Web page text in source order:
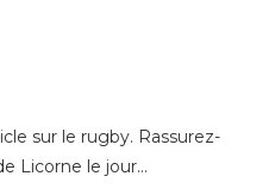
sur le rugby. Rassurez-
Licorne le jour…